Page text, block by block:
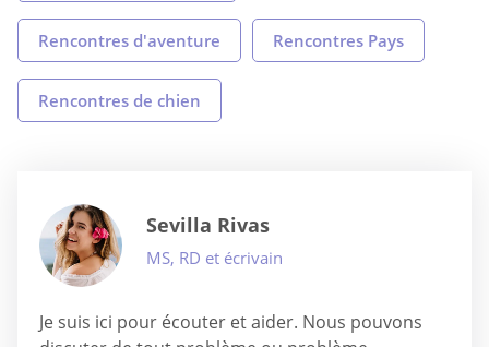
Rencontres d'aventure Rencontres Pays
Rencontres de chien
Sevilla Rivas
MS, RD et écrivain
Je suis ici pour écouter et aider. Nous pouvons